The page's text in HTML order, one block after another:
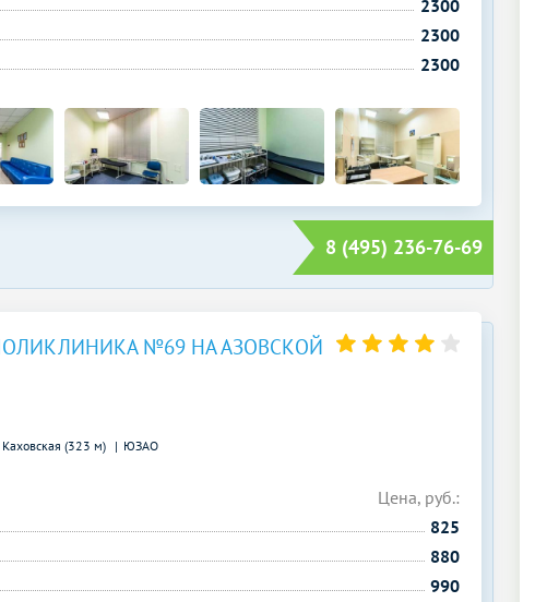
2300
2300
2300
8 (495) 236-76-69
№69 НА АЗОВСКОЙ
Каховская (323 м) ЮЗАО
Цена, руб.:
825
880
990